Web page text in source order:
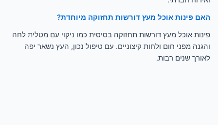
האם פינות אוכל מעץ דורשות תחזוקה מיוחדת?
פינות אוכל מעץ דורשות תחזוקה בסיסית כמו ניקוי עם מטלית לחה
והגנה מפני חום ולחות קיצוניים. עם טיפול נכון, העץ נשאר יפה
לאורך שנים רבות.